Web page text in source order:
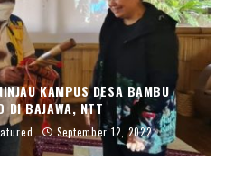
KAMPUS DESA BAMBU
DI BAJAWA, NTT
September 12, 2022